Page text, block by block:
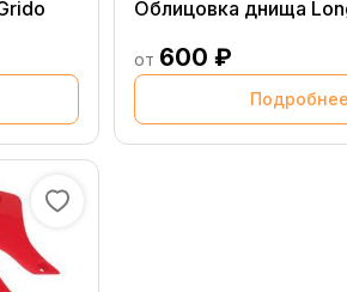
Облицовка днища
от 600 ₽
Подробнее